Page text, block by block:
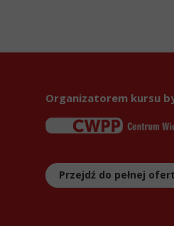
Przejdź do pełnej
Organizatorem kursu